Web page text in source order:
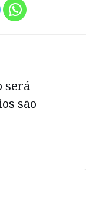
será
são